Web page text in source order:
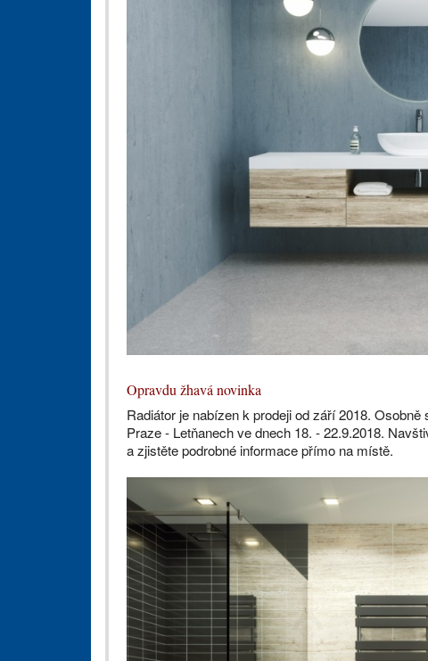
Opravdu žhavá novinka
Radiátor je nabízen k prodeji od září 2018.
Praze - Letňanech ve dnech 18. - 22.9.2018.
a zjistěte podrobné informace přímo na místě.